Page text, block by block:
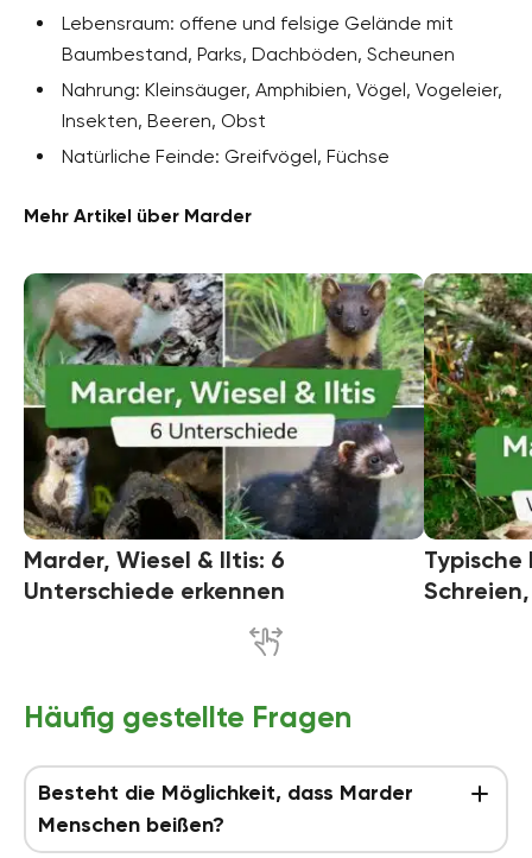
Lebensraum: offene und felsige Gelände mit
Baumbestand, Parks, Dachböden, Scheunen
Nahrung: Kleinsäuger, Amphibien, Vögel, Vogeleier,
Insekten, Beeren, Obst
Natürliche Feinde: Greifvögel, Füchse
Mehr Artikel über Marder
Marder, Wiesel & Iltis: 6
Unterschiede erkennen
Häufig gestellte Fragen
Besteht die Möglichkeit, dass Marder
Menschen beißen?